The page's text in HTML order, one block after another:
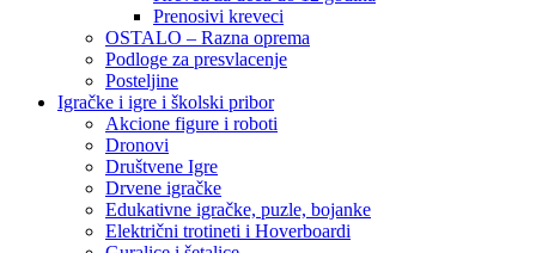
Prenosivi kreveci
OSTALO – Razna oprema
Podloge za presvlacenje
Posteljine
Igračke i igre i školski pribor
Akcione figure i roboti
Dronovi
Društvene Igre
Drvene igračke
Edukativne igračke, puzle, bojanke
Električni trotineti i Hoverboardi